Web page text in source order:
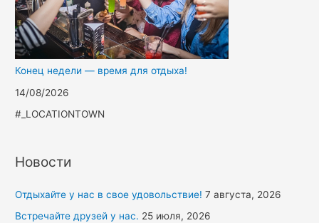
Конец недели — время для отдыха!
14/08/2026
#_LOCATIONTOWN
Новости
Отдыхайте у нас в свое удовольствие! 7 августа, 2026
Встречайте друзей у нас. 25 июля, 2026